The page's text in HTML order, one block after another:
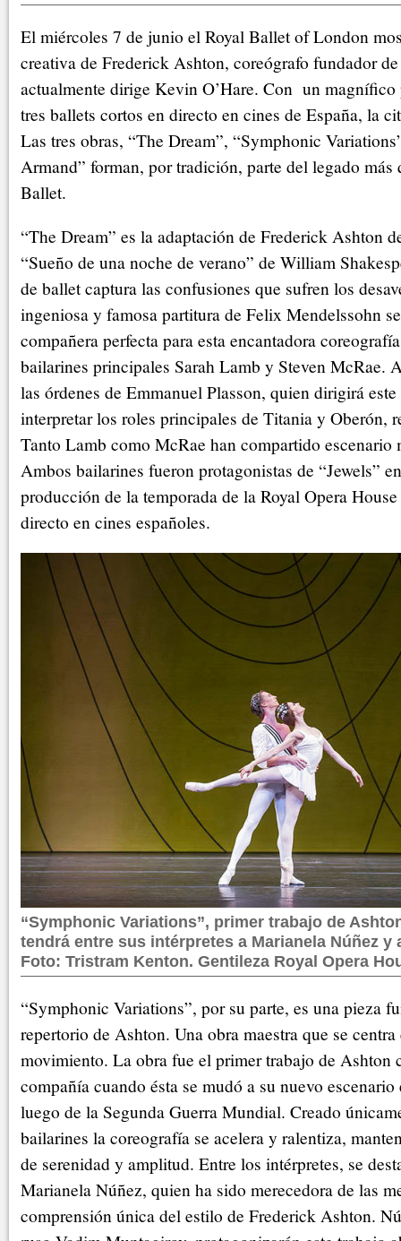
El miércoles 7 de junio el Royal Ballet of London
creativa de Frederick Ashton, coreógrafo fundador
actualmente dirige Kevin O’Hare. Con un
tres ballets cortos en directo en cines de España, la
Las tres obras, “The Dream”, “Symphonic
Armand” forman, por tradición, parte del legado más
Ballet.
“The Dream” es la adaptación de Frederick Ashton
“Sueño de una noche de verano” de William
de ballet captura las confusiones que sufren los
ingeniosa y famosa partitura de Felix Mendelssohn
compañera perfecta para esta encantadora
bailarines principales Sarah Lamb y Steven McRae.
las órdenes de Emmanuel Plasson, quien dirigirá
interpretar los roles principales de Titania y Oberón,
Tanto Lamb como McRae han compartido escenario
Ambos bailarines fueron protagonistas de “Jewels”
producción de la temporada de la Royal Opera
directo en cines españoles.
“Symphonic Variations”, primer trabajo de
tendrá entre sus intérpretes a Marianela Núñez y
Foto: Tristram Kenton. Gentileza Royal Opera
“Symphonic Variations”, por su parte, es una pieza
repertorio de Ashton. Una obra maestra que se
movimiento. La obra fue el primer trabajo de Ashton
compañía cuando ésta se mudó a su nuevo
luego de la Segunda Guerra Mundial. Creado
bailarines la coreografía se acelera y ralentiza,
de serenidad y amplitud. Entre los intérpretes, se
Marianela Núñez, quien ha sido merecedora de las
comprensión única del estilo de Frederick Ashton.